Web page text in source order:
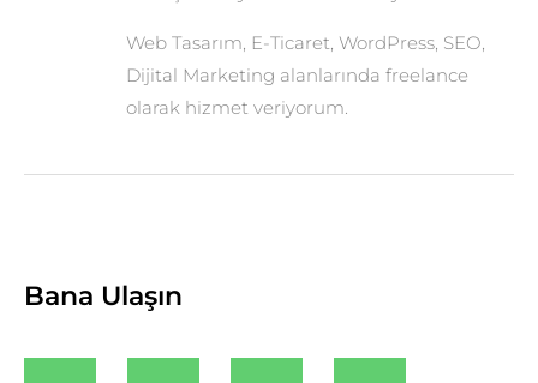
Web Tasarım, E-Ticaret, WordPress, SEO,
Dijital Marketing alanlarında freelance
olarak hizmet veriyorum.
Bana Ulaşın